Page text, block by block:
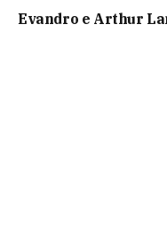
Evandro e Arthur